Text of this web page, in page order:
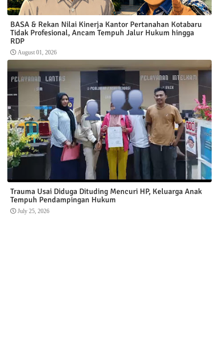
BASA & Rekan Nilai Kinerja Kantor Pertanahan Kotabaru
Tidak Profesional, Ancam Tempuh Jalur Hukum hingga
RDP
August 01, 2026
Trauma Usai Diduga Dituding Mencuri HP, Keluarga Anak
Tempuh Pendampingan Hukum
July 25, 2026